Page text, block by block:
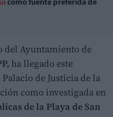
como fuente preferida de
del Ayuntamiento de
ha llegado este
de Justicia de la
como investigada en
de la Playa de San